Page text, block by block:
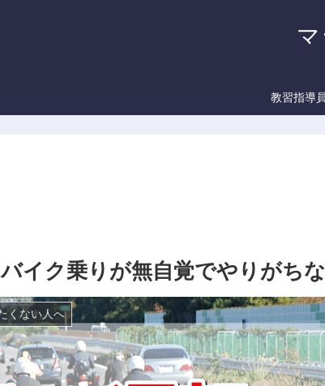
教習指導
バイク乗りが無自覚でやりがち
くない人へ